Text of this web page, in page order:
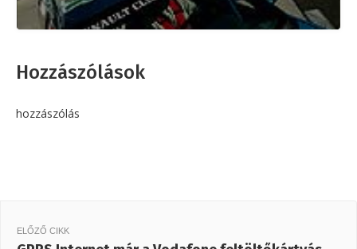
Hozzászólások
hozzászólás
ELŐZŐ CIKK